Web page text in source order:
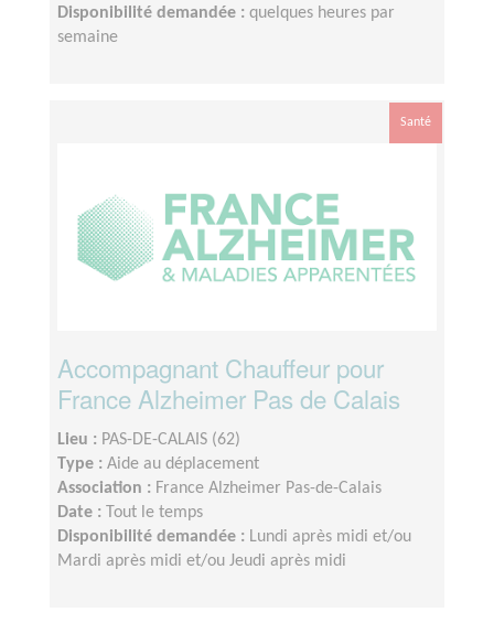
Disponibilité demandée : quelques heures par
semaine
Santé
Accompagnant Chauffeur pour
France Alzheimer Pas de Calais
Lieu : PAS-DE-CALAIS (62)
Type : Aide au déplacement
Association : France Alzheimer Pas-de-Calais
Date :
Tout le temps
Disponibilité demandée : Lundi après midi et/ou
Mardi après midi et/ou Jeudi après midi